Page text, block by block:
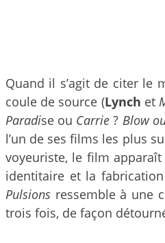
Quand il s’agit de citer le
coule de source (Lynch et
Paradise ou Carrie ? Blow
l’un de ses films les plus
voyeuriste, le film
identitaire et la
Pulsions ressemble à une
trois fois, de façon